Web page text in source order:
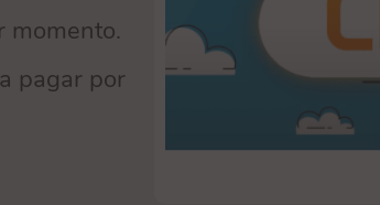
momento.
pagar por